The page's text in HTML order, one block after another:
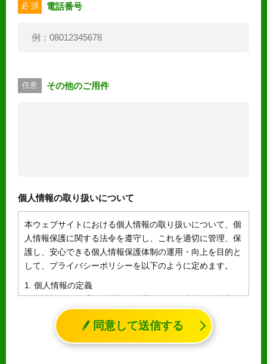
必 須 電話番号
任意 その他のご用件
個人情報の取り扱いについて
本ウェブサイトにおける個人情報の取り扱いについて、個
人情報保護に関する法令を遵守し、これを適切に管理、保
護し、安心できる個人情報保護体制の運用・向上を目的と
して、プライバシーポリシーを以下のように定めます。
1. 個人情報の定義
個人情報とは、「個人情報の保護に関する法律」に規定さ
れる生存する個人に関する情報であって、氏名、生年月日
その他の記述等により特定の個人を識別することができる
情報（個人識別情報）を指します。
同意して送信する